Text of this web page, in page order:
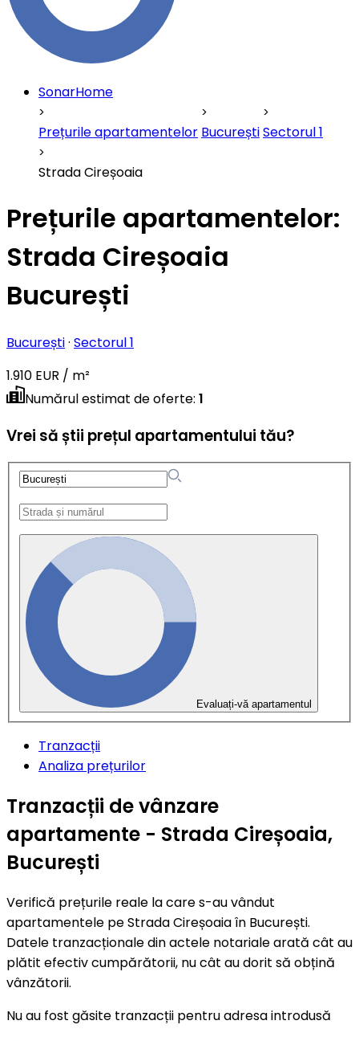
SonarHome
Prețurile apartamentelor BucureștiSectorul 1
Strada Cireșoaia
Prețurile apartamentelor:
Strada Cireșoaia
București
București· Sectorul 1
1.910 EUR / m²
Numărul estimat de oferte: 1
Vrei să știi prețul apartamentului tău?
Evaluați-vă apartamentul
Tranzacții
Analiza prețurilor
Tranzacții de vânzare
apartamente - Strada Cireșoaia,
București
Verifică prețurile reale la care s-au vândut
apartamentele pe Strada Cireșoaia în București.
Datele tranzacționale din actele notariale arată cât au
plătit efectiv cumpărătorii, nu cât au dorit să obțină
vânzătorii.
Nu au fost găsite tranzacții pentru adresa introdusă